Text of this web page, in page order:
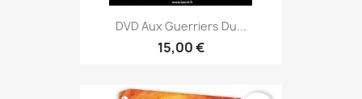
DVD Aux Guerriers Du...
15,00 €